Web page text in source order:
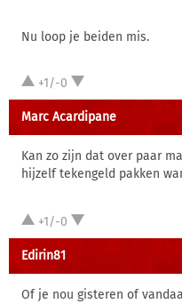
Nu loop je beiden mis.
+1/-0
Marc Acardipane
Kan zo zijn dat over paar
hijzelf tekengeld pakken
+1/-0
Edirin81
Of je nou gisteren of